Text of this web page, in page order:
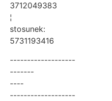
3712049383
¦
stosunek:
5731193416
-------------------
-------
----
-------------------